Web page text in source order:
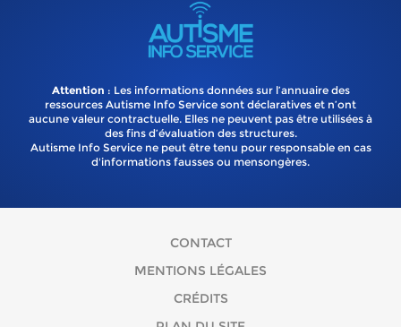
Attention : Les informations données sur l’annuaire des
ressources Autisme Info Service sont déclaratives et n’ont
aucune valeur contractuelle. Elles ne peuvent pas être utilisées à
des fins d’évaluation des structures.
Autisme Info Service ne peut être tenu pour responsable en cas
d'informations fausses ou mensongères.
CONTACT
MENTIONS LÉGALES
CRÉDITS